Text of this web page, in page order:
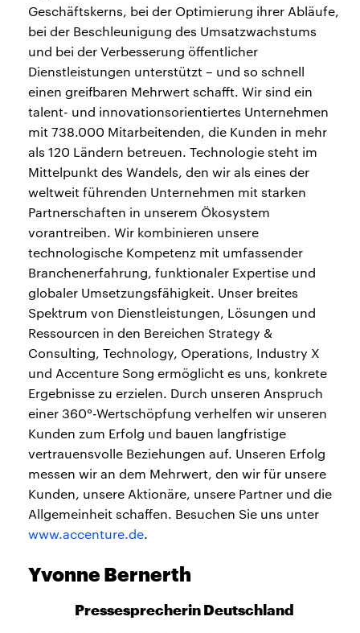
Geschäftskerns, bei der Optimierung ihrer Abläufe,
bei der Beschleunigung des Umsatzwachstums
und bei der Verbesserung öffentlicher
Dienstleistungen unterstützt – und so schnell
einen greifbaren Mehrwert schafft. Wir sind ein
talent- und innovationsorientiertes Unternehmen
mit 738.000 Mitarbeitenden, die Kunden in mehr
als 120 Ländern betreuen. Technologie steht im
Mittelpunkt des Wandels, den wir als eines der
weltweit führenden Unternehmen mit starken
Partnerschaften in unserem Ökosystem
vorantreiben. Wir kombinieren unsere
technologische Kompetenz mit umfassender
Branchenerfahrung, funktionaler Expertise und
globaler Umsetzungsfähigkeit. Unser breites
Spektrum von Dienstleistungen, Lösungen und
Ressourcen in den Bereichen Strategy &
Consulting, Technology, Operations, Industry X
und Accenture Song ermöglicht es uns, konkrete
Ergebnisse zu erzielen. Durch unseren Anspruch
einer 360°-Wertschöpfung verhelfen wir unseren
Kunden zum Erfolg und bauen langfristige
vertrauensvolle Beziehungen auf. Unseren Erfolg
messen wir an dem Mehrwert, den wir für unsere
Kunden, unsere Aktionäre, unsere Partner und die
Allgemeinheit schaffen. Besuchen Sie uns unter
www.accenture.de.
Yvonne Bernerth
Pressesprecherin Deutschland